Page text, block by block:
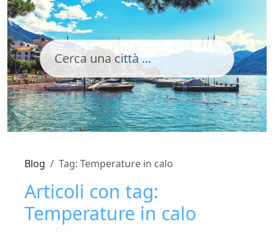
Blog Tag: Temperature in calo
Articoli con tag:
Temperature in calo